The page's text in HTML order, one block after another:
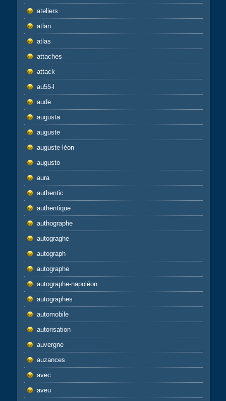
ateliers
atlan
atlas
attaches
attack
au55-l
aude
augusta
auguste
auguste-léon
augusto
aura
authentic
authentique
authographe
autograghe
autograph
autographe
autographe-napoléon
autographes
automobile
autorisation
auvergne
auzances
avec
aveu